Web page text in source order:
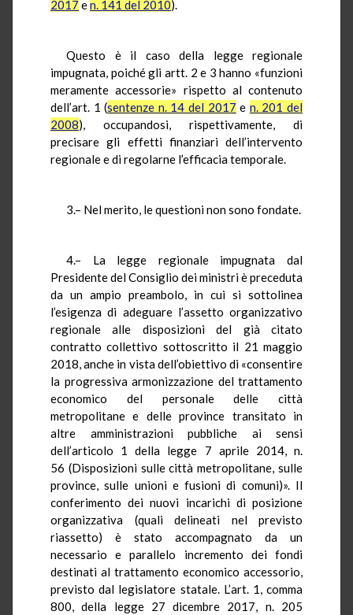
2017 en. 141 del 2010).
Questo è il caso della legge regionale
impugnata, poiché gli artt. 2 e 3 hanno «funzioni
meramente accessorie» rispetto al contenuto
dell’art. 1 (sentenze n. 14 del 2017 e n. 201 del
2008), occupandosi, rispettivamente, di
precisare gli effetti finanziari dell’intervento
regionale e di regolarne l’efficacia temporale.
3.– Nel merito, le questioni non sono fondate.
4.– La legge regionale impugnata dal
Presidente del Consiglio dei ministri è preceduta
da un ampio preambolo, in cui si sottolinea
l’esigenza di adeguare l’assetto organizzativo
regionale alle disposizioni del già citato
contratto collettivo sottoscritto il 21 maggio
2018, anche in vista dell’obiettivo di «consentire
la progressiva armonizzazione del trattamento
economico del personale delle città
metropolitane e delle province transitato in
altre amministrazioni pubbliche ai sensi
dell’articolo 1 della legge 7 aprile 2014, n.
56 (Disposizioni sulle città metropolitane, sulle
province, sulle unioni e fusioni di comuni)». Il
conferimento dei nuovi incarichi di posizione
organizzativa (quali delineati nel previsto
riassetto) è stato accompagnato da un
necessario e parallelo incremento dei fondi
destinati al trattamento economico accessorio,
previsto dal legislatore statale. L’art. 1, comma
800, della legge 27 dicembre 2017, n. 205